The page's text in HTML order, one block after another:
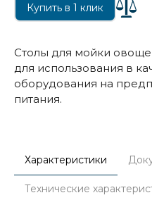
Купить в 1 клик
Столы для мойки
для использования в
оборудования на
питания.
Характеристики
Технические